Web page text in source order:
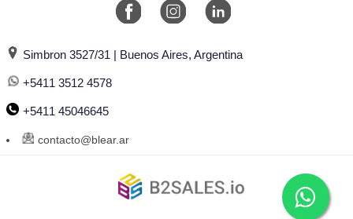
Simbron 3527/31 | Buenos Aires, Argentina
+5411 3512 4578
+5411 45046645
contacto@blear.ar